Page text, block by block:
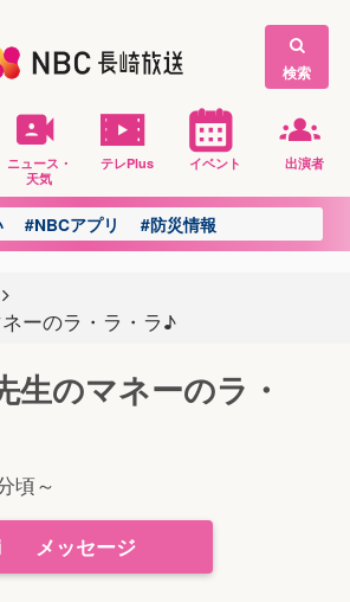
検索
ニュース・
天気
テレPlus イベント 出演者
#NBCアプリ #防災情報
ーのラ・ラ・ラ♪
生のマネーのラ・
頃～
メッセージ